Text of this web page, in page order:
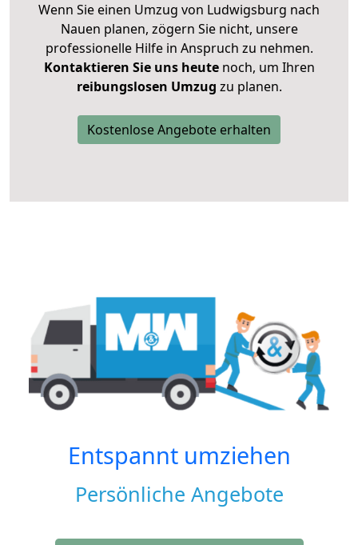
Wenn Sie einen Umzug von Ludwigsburg nach
Nauen planen, zögern Sie nicht, unsere
professionelle Hilfe in Anspruch zu nehmen.
Kontaktieren Sie uns heutenoch, um Ihren
reibungslosen Umzug zu planen.
Kostenlose Angebote erhalten
Entspannt umziehen
Persönliche Angebote